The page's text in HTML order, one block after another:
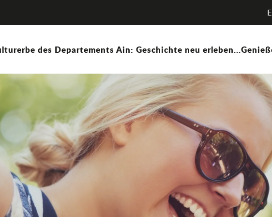
des Departements Ain: Geschichte neu erleben...